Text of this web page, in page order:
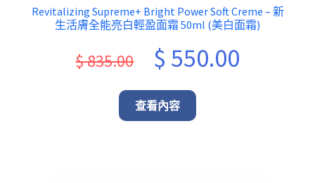
Revitalizing Supreme+ Bright Power Soft Creme – 新
生活膚全能亮白輕盈面霜 50ml (美白面霜)
$835.00
Original
price
was:
$ 550.00Current
查看內容